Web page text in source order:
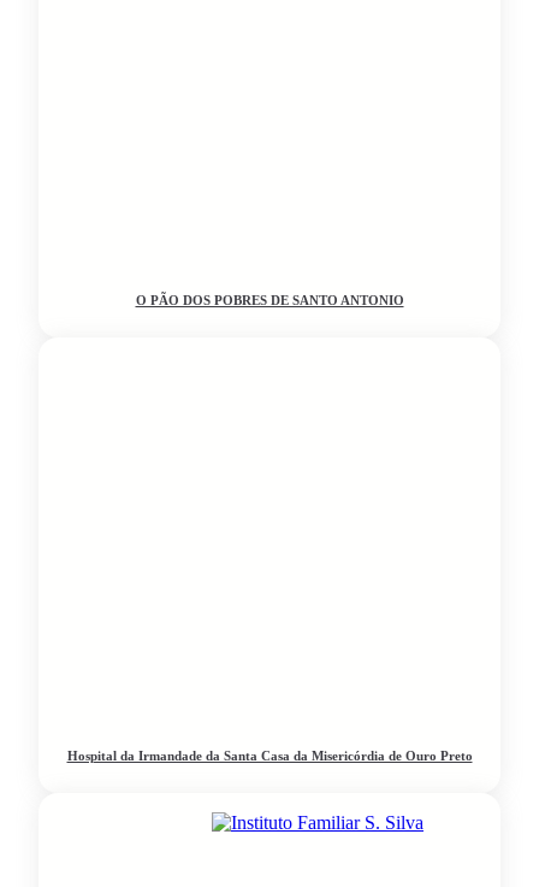
O PÃO DOS POBRES DE SANTO ANTONIO
Hospital da Irmandade da Santa Casa da Misericórdia de Ouro Preto